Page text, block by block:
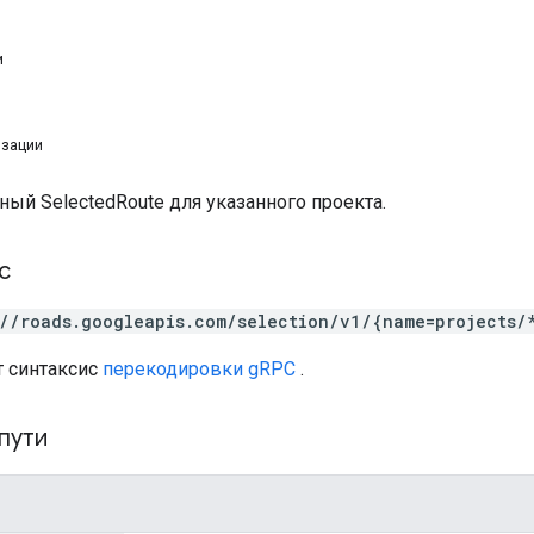
SelectedRoute для указанного проекта.
roads.googleapis.com/selection/v1/
синтаксис перекодировки gRPC .